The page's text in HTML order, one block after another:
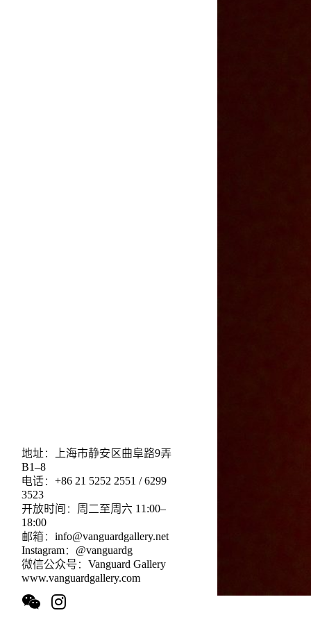
地址：上海市静安区曲阜路9弄
B1–8
电话：+86 21 5252 2551 / 6299
3523
开放时间：周二至周六 11:00–
18:00
邮箱：info@vanguardgallery.net
Instagram：@vanguardg
微信公众号：Vanguard Gallery
www.vanguardgallery.com